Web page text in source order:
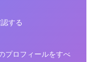
する
プロフィールをすべ